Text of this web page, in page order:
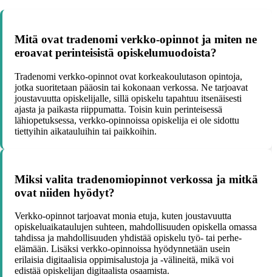
Mitä ovat tradenomi verkko-opinnot ja miten ne
eroavat perinteisistä opiskelumuodoista?
Tradenomi verkko-opinnot ovat korkeakoulutason opintoja,
jotka suoritetaan pääosin tai kokonaan verkossa. Ne tarjoavat
joustavuutta opiskelijalle, sillä opiskelu tapahtuu itsenäisesti
ajasta ja paikasta riippumatta. Toisin kuin perinteisessä
lähiopetuksessa, verkko-opinnoissa opiskelija ei ole sidottu
tiettyihin aikatauluihin tai paikkoihin.
Miksi valita tradenomiopinnot verkossa ja mitkä
ovat niiden hyödyt?
Verkko-opinnot tarjoavat monia etuja, kuten joustavuutta
opiskeluaikataulujen suhteen, mahdollisuuden opiskella omassa
tahdissa ja mahdollisuuden yhdistää opiskelu työ- tai perhe-
elämään. Lisäksi verkko-opinnoissa hyödynnetään usein
erilaisia digitaalisia oppimisalustoja ja -välineitä, mikä voi
edistää opiskelijan digitaalista osaamista.